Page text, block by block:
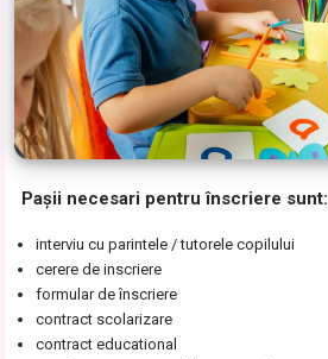
Pașii necesari pentru înscriere sunt:
interviu cu parintele / tutorele copilului
cerere de inscriere
formular de înscriere
contract scolarizare
contract educational